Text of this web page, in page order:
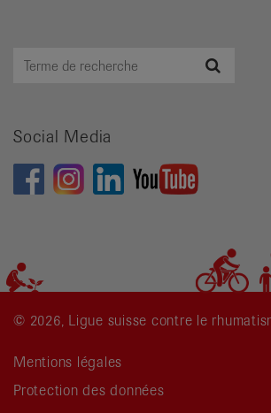
Terme
Social Media
© 2026, Ligue suisse contre le
Mentions légales
Protection des données